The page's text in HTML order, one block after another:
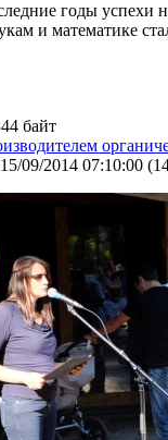
годы успехи
и математике
байт
09/2014 07:10:00 (